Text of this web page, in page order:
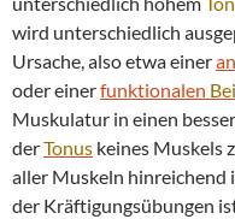
wird unterschiedlich
Ursache, also etwa einer
oder einerfunktionalen
Muskulatur in einen
derTonus keines Muskels
aller Muskeln hinreichend
der Kräftigungsübungen